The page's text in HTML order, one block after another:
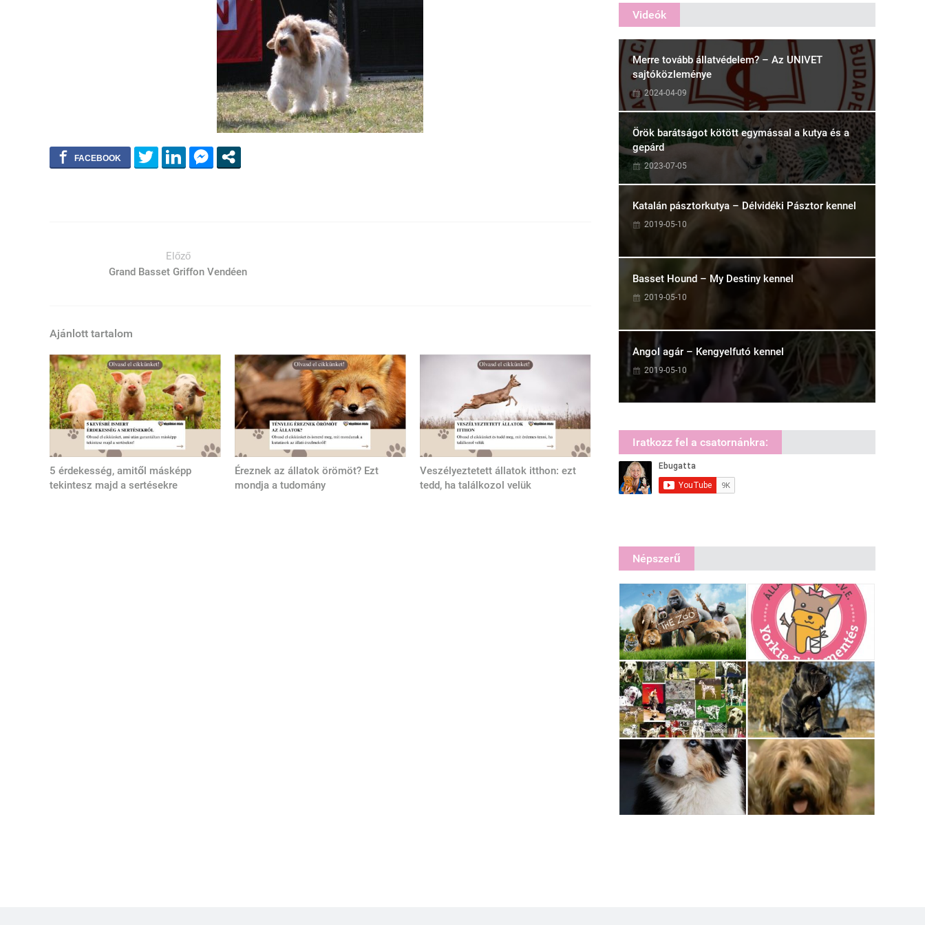
Előző
Grand Basset Griffon Vendéen
Ajánlott tartalom
5 érdekesség, amitől másképp
tekintesz majd a sertésekre
Éreznek az állatok örömöt? Ezt
mondja a tudomány
Veszélyeztetett állatok itthon: ezt
tedd, ha találkozol velük
Videók
Merre tovább állatvédelem? – Az UNIVET
sajtóközleménye
2024-04-09
Örök barátságot kötött egymással a kutya és a
gepárd
2023-07-05
Katalán pásztorkutya – Délvidéki Pásztor kennel
2019-05-10
Basset Hound – My Destiny kennel
2019-05-10
Angol agár – Kengyelfutó kennel
2019-05-10
Iratkozz fel a csatornánkra:
Népszerű